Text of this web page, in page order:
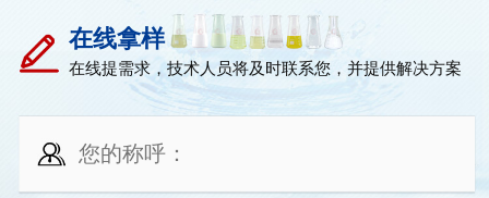
在线拿样
在线提需求，技术人员将及时联系您，并提供解决方案